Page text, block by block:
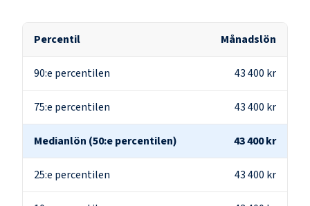
Percentil Månadslön
90:e percentilen 43 400 kr
75:e percentilen 43 400 kr
Medianlön (50:e percentilen) 43 400 kr
25:e percentilen 43 400 kr